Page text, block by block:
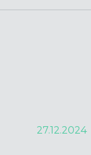
27.12.2024